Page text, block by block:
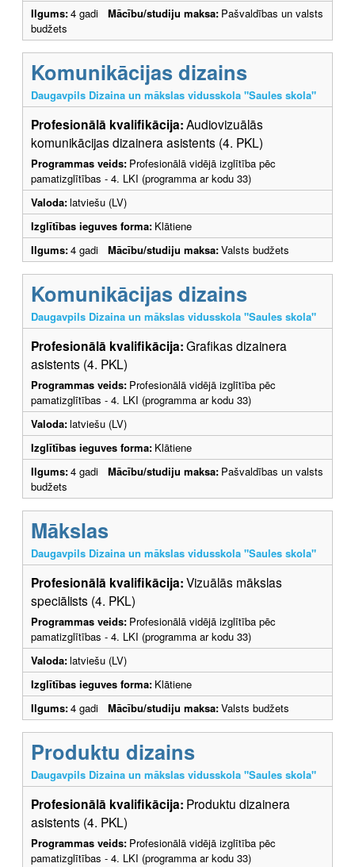
Ilgums:4 gadi Mācību/studiju maksa: Pašvaldības un valsts
budžets
Komunikācijas dizains
Daugavpils Dizaina un mākslas vidusskola "Saules skola"
Profesionālā kvalifikācija:Audiovizuālās
komunikācijas dizainera asistents (4. PKL)
Programmas veids: Profesionālā vidējā izglītība pēc
pamatizglītības - 4. LKI (programma ar kodu 33)
Valoda:latviešu (LV)
Izglītības ieguves forma: Klātiene
Ilgums:4 gadi Mācību/studiju maksa:Valsts budžets
Komunikācijas dizains
Daugavpils Dizaina un mākslas vidusskola "Saules skola"
Profesionālā kvalifikācija:Grafikas dizainera
asistents (4. PKL)
Programmas veids: Profesionālā vidējā izglītība pēc
pamatizglītības - 4. LKI (programma ar kodu 33)
Valoda:latviešu (LV)
Izglītības ieguves forma: Klātiene
Ilgums:4 gadi Mācību/studiju maksa: Pašvaldības un valsts
budžets
Mākslas
Daugavpils Dizaina un mākslas vidusskola "Saules skola"
Profesionālā kvalifikācija:Vizuālās mākslas
speciālists (4. PKL)
Programmas veids: Profesionālā vidējā izglītība pēc
pamatizglītības - 4. LKI (programma ar kodu 33)
Valoda:latviešu (LV)
Izglītības ieguves forma: Klātiene
Ilgums:4 gadi Mācību/studiju maksa:Valsts budžets
Produktu dizains
Daugavpils Dizaina un mākslas vidusskola "Saules skola"
Profesionālā kvalifikācija: Produktu dizainera
asistents (4. PKL)
Programmas veids: Profesionālā vidējā izglītība pēc
pamatizglītības - 4. LKI (programma ar kodu 33)